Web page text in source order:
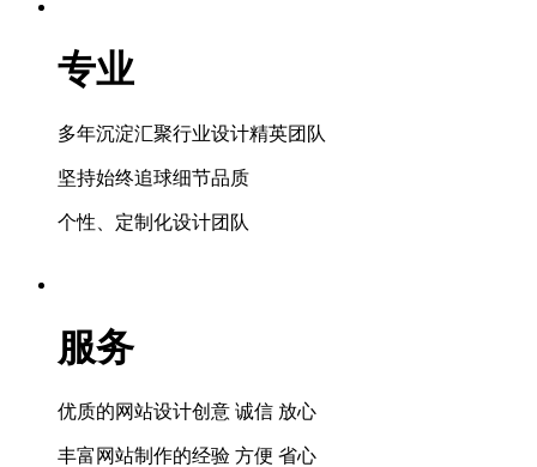
专业
多年沉淀汇聚行业设计精英团队
坚持始终追球细节品质
个性、定制化设计团队
服务
优质的网站设计创意 诚信 放心
丰富网站制作的经验 方便 省心